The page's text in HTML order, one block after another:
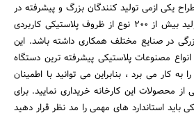
یکی ازمی تولید کنندگان بزرگ و پیشرفته در
عرصه پلاستیک است و با تولید بیش از 200 نوع از ظروف پلاستیکی کاربردی
در صنایع مختلف همکاری داشته باشد. این
مصنوعات پلاستیکی پیشرفته ترین دستگاه
به کار می برد ، بنابراین می توانید با اطمینان
از محصولات این کارخانه خریداری نمایید. برای
باید استاندارد های مهمی را مد نظر قرار دهید